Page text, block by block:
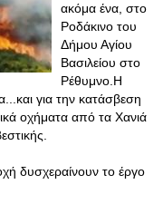
ακόμα ένα, στο
Ροδάκινο του
Δήμου Αγίου
Βασιλείου στο
Ρέθυμνο.Η
για την κατάσβεση
οχήματα από τα Χανιά
δυσχεραίνουν το έργο